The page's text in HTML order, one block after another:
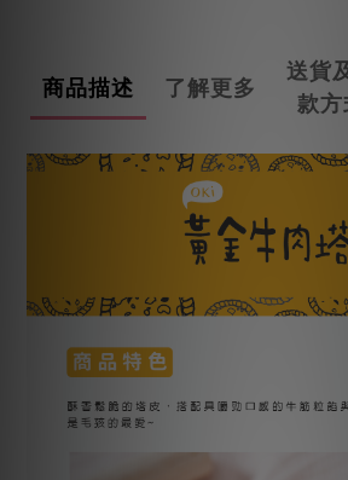
商品描述 了解更多
送貨
款方